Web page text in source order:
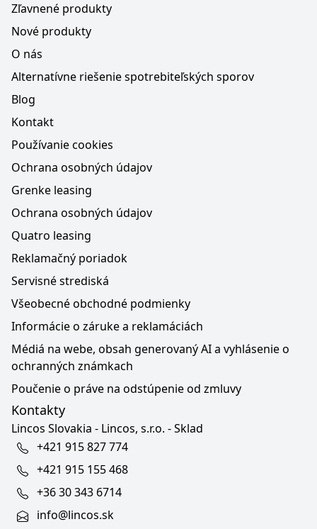
Zľavnené produkty
Nové produkty
O nás
Alternatívne riešenie spotrebiteľských sporov
Blog
Kontakt
Používanie cookies
Ochrana osobných údajov
Grenke leasing
Ochrana osobných údajov
Quatro leasing
Reklamačný poriadok
Servisné strediská
Všeobecné obchodné podmienky
Informácie o záruke a reklamáciách
Médiá na webe, obsah generovaný AI a vyhlásenie o
ochranných známkach
Poučenie o práve na odstúpenie od zmluvy
Kontakty
Lincos Slovakia - Lincos, s.r.o. - Sklad
+421 915 827 774
+421 915 155 468
+36 30 343 6714
info@lincos.sk